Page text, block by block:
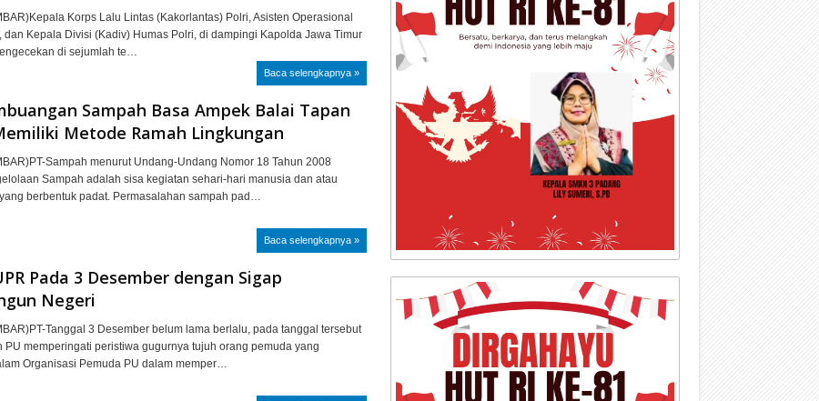
Korps Lalu Lintas (Kakorlantas) Polri, Asisten Operasional
dan Kepala Divisi (Kadiv) Humas Polri, di dampingi Kapolda Jawa Timur
di sejumlah te…
Baca selengkapnya »
Sampah Basa Ampek Balai Tapan
Metode Ramah Lingkungan
Sampah menurut Undang-Undang Nomor 18 Tahun 2008
Sampah adalah sisa kegiatan sehari-hari manusia dan atau
berbentuk padat. Permasalahan sampah pad…
Baca selengkapnya »
Pada 3 Desember dengan Sigap
Negeri
Tanggal 3 Desember belum lama berlalu, pada tanggal tersebut
PU memperingati peristiwa gugurnya tujuh orang pemuda yang
Organisasi Pemuda PU dalam memper…